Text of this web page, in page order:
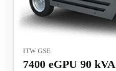
ITW GSE
7400 eGPU 90 kVA